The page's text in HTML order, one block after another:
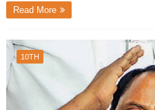
Read More
10TH